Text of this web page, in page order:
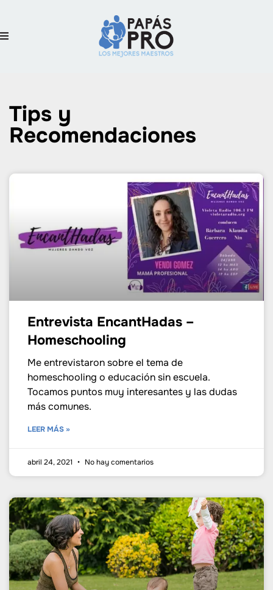
Tips y
Recomendaciones
Entrevista EncantHadas –
Homeschooling
Me entrevistaron sobre el tema de
homeschooling o educación sin escuela.
Tocamos puntos muy interesantes y las dudas
más comunes.
LEER MÁS »
abril 24, 2021 No hay comentarios